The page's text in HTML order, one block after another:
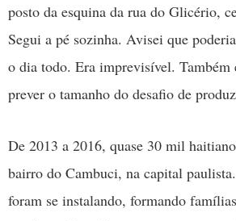
posto da esquina da rua do Glicério,
Segui a pé sozinha. Avisei que
o dia todo. Era imprevisível. Também
prever o tamanho do desafio de
De 2013 a 2016, quase 30 mil
bairro do Cambuci, na capital
foram se instalando, formando